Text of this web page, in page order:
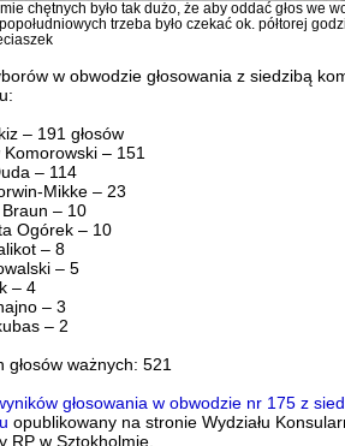
chętnych było tak dużo, że aby oddać głos we
trzeba było czekać ok. półtorej
w obwodzie głosowania z siedzibą
– 191 głosów
Komorowski – 151
– 114
Mikke – 23
– 10
Ogórek – 10
– 8
– 5
– 4
– 3
– 2
głosów ważnych: 521
głosowania w obwodzie nr 175 z
opublikowany na stronie Wydziału
RP w Sztokholmie.